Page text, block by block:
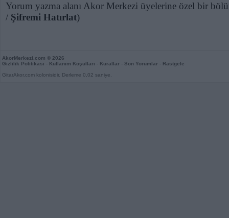
Yorum yazma alanı Akor Merkezi üyelerine özel bir
/ Şifremi Hatırlat)
AkorMerkezi.com © 2026
Gizlilik Politikası - Kullanım Koşulları - Kurallar - Son Yorumlar - Rastgele
GitarAkor.com kolonisidir. Derleme 0,02 saniye.